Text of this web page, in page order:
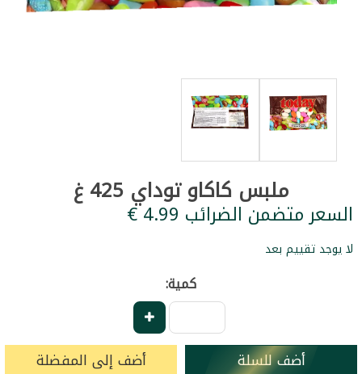
ملبس كاكاو توداي 425 غ
السعر متضمن الضرائب ‏4.99 €
لا يوجد تقييم بعد
كمية:
أضف للسلة أضف إلى المفضلة